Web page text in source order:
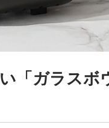
「ガラスボ